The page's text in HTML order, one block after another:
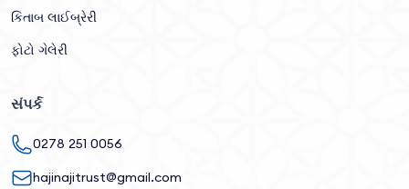
કિતાબ લાઈબ્રેરી
ફોટો ગેલેરી
સંપર્ક
0278 251 0056
hajinajitrust@gmail.com